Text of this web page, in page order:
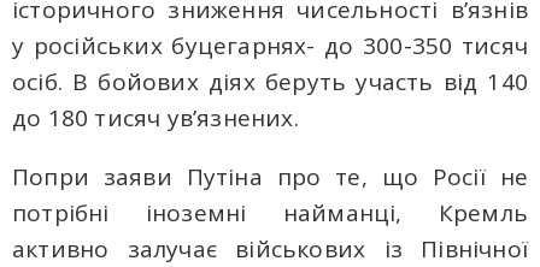
історичного зниження чисельності в’язнів
у російських буцегарнях- до 300-350 тисяч
осіб. В бойових діях беруть участь від 140
до 180 тисяч ув’язнених.
Попри заяви Путіна про те, що Росії не
потрібні іноземні найманці, Кремль
активно залучає військових із Північної